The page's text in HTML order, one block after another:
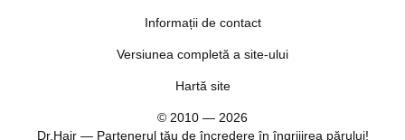
Informații de contact
Versiunea completă a site-ului
Hartă site
© 2010 — 2026
Dr.Hair — Partenerul tău de încredere în îngrijirea părului!